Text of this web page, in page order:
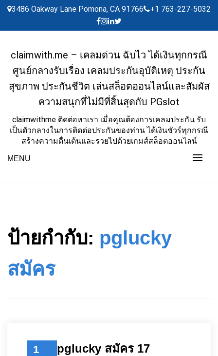
Skip
content
3486 Oakway Lane Pomona, CA 91766 +1 763-227-5032
claimwith.me – เคลมด่วน ฉับไว ได้เงินทุกกรณี
ศูนย์กลางรับเรื่อง เคลมประกันอุบัติเหตุ ประกัน
สุขภาพ ประกันชีวิต เล่นสล็อตออนไลน์และสัมผัส
ความสนุกที่ไม่มีที่สิ้นสุดกับ PGslot
claimwithme ติดต่อหาเรา เมื่อคุณต้องการเคลมประกัน รับ
เป็นตัวกลางในการติดต่อประกันของท่าน ได้เงินชัวร์ทุกกรณี
สร้างความตื่นเต้นและรวยไปด้วยเกมส์สล็อตออนไลน์
MENU
ป้ายกำกับ: pglucky
สมัคร
1
pglucky สมัคร 17